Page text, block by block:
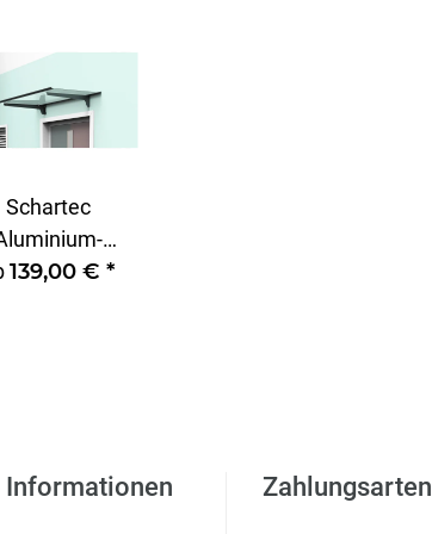
Schartec
T1200 /
139,00 € *
Informationen Zahlungsarten